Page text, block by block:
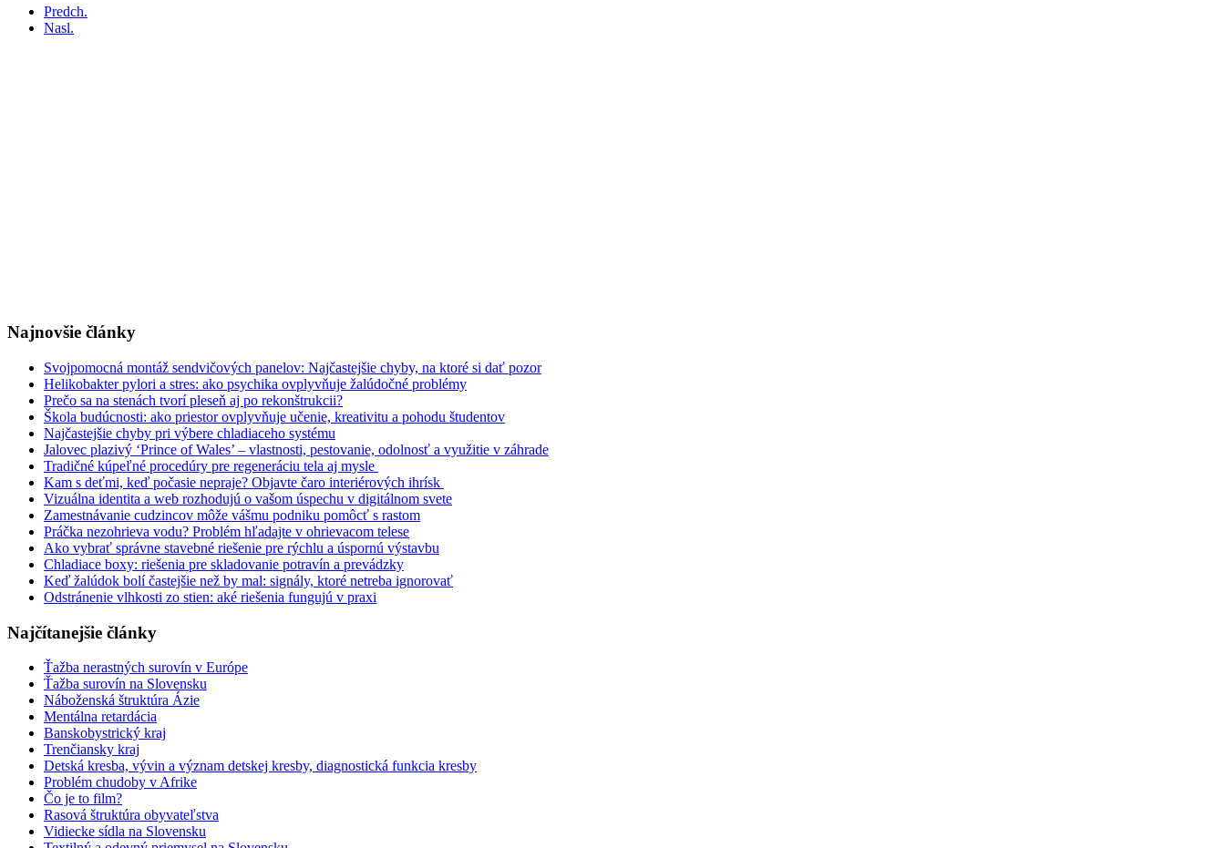
Predch.
Nasl.
Najnovšie články
Svojpomocná montáž sendvičových panelov: Najčastejšie chyby, na ktoré si dať pozor
Helikobakter pylori a stres: ako psychika ovplyvňuje žalúdočné problémy
Prečo sa na stenách tvorí pleseň aj po rekonštrukcii?
Škola budúcnosti: ako priestor ovplyvňuje učenie, kreativitu a pohodu študentov
Najčastejšie chyby pri výbere chladiaceho systému
Jalovec plazivý ‘Prince of Wales’ – vlastnosti, pestovanie, odolnosť a využitie v záhrade
Tradičné kúpeľné procedúry pre regeneráciu tela aj mysle
Kam s deťmi, keď počasie nepraje? Objavte čaro interiérových ihrísk
Vizuálna identita a web rozhodujú o vašom úspechu v digitálnom svete
Zamestnávanie cudzincov môže vášmu podniku pomôcť s rastom
Práčka nezohrieva vodu? Problém hľadajte v ohrievacom telese
Ako vybrať správne stavebné riešenie pre rýchlu a úspornú výstavbu
Chladiace boxy: riešenia pre skladovanie potravín a prevádzky
Keď žalúdok bolí častejšie než by mal: signály, ktoré netreba ignorovať
Odstránenie vlhkosti zo stien: aké riešenia fungujú v praxi
Najčítanejšie články
Ťažba nerastných surovín v Európe
Ťažba surovín na Slovensku
Náboženská štruktúra Ázie
Mentálna retardácia
Banskobystrický kraj
Trenčiansky kraj
Detská kresba, vývin a význam detskej kresby, diagnostická funkcia kresby
Problém chudoby v Afrike
Čo je to film?
Rasová štruktúra obyvateľstva
Vidiecke sídla na Slovensku